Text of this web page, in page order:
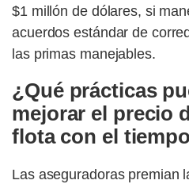
$1 millón de dólares, si
acuerdos estándar de
las primas manejables.
¿Qué prácticas
mejorar el precio
flota con el
Las aseguradoras premian